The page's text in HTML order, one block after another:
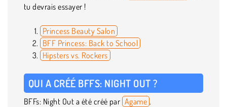
tu devrais essayer !
Princess Beauty Salon
BFF Princess: Back to School
Hipsters vs. Rockers
QUI A CRÉÉ BFFS: NIGHT OUT ?
BFFs: Night Out a été créé par Agame .